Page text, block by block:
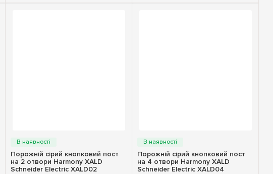
Порожній сірий кнопковий пост
на 2 отвори Harmony XALD
Schneider Electric XALD02
Порожній сірий кнопковий пост
на 4 отвори Harmony XALD
Schneider Electric XALD04